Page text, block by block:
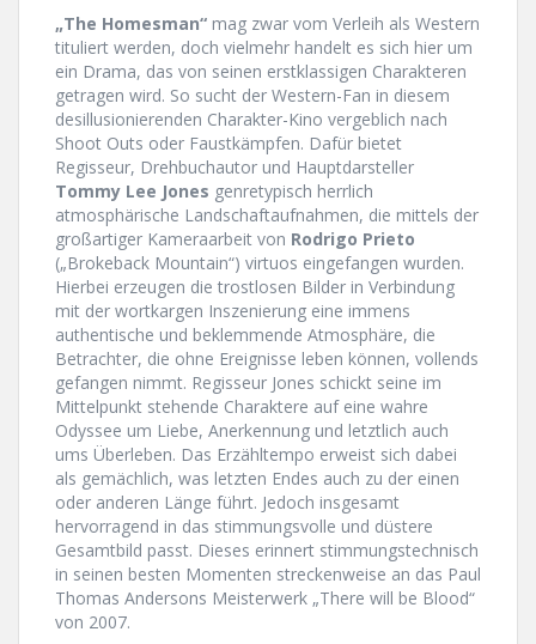
„The Homesman“ mag zwar vom Verleih als Western
tituliert werden, doch vielmehr handelt es sich hier um
ein Drama, das von seinen erstklassigen Charakteren
getragen wird. So sucht der Western-Fan in diesem
desillusionierenden Charakter-Kino vergeblich nach
Shoot Outs oder Faustkämpfen. Dafür bietet
Regisseur, Drehbuchautor und Hauptdarsteller
Tommy Lee Jones genretypisch herrlich
atmosphärische Landschaftaufnahmen, die mittels der
großartiger Kameraarbeit von Rodrigo Prieto
(„Brokeback Mountain“) virtuos eingefangen wurden.
Hierbei erzeugen die trostlosen Bilder in Verbindung
mit der wortkargen Inszenierung eine immens
authentische und beklemmende Atmosphäre, die
Betrachter, die ohne Ereignisse leben können, vollends
gefangen nimmt. Regisseur Jones schickt seine im
Mittelpunkt stehende Charaktere auf eine wahre
Odyssee um Liebe, Anerkennung und letztlich auch
ums Überleben. Das Erzähltempo erweist sich dabei
als gemächlich, was letzten Endes auch zu der einen
oder anderen Länge führt. Jedoch insgesamt
hervorragend in das stimmungsvolle und düstere
Gesamtbild passt. Dieses erinnert stimmungstechnisch
in seinen besten Momenten streckenweise an das Paul
Thomas Andersons Meisterwerk „There will be Blood“
von 2007.